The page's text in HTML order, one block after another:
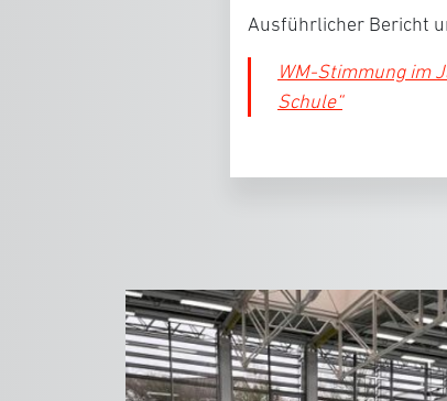
Ausführlicher Bericht
WM-Stimmung im
Schule“